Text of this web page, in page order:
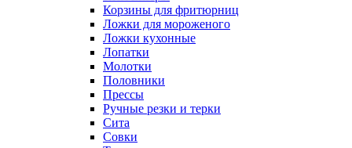
Корзины для фритюрниц
Ложки для мороженого
Ложки кухонные
Лопатки
Молотки
Половники
Прессы
Ручные резки и терки
Сита
Совки